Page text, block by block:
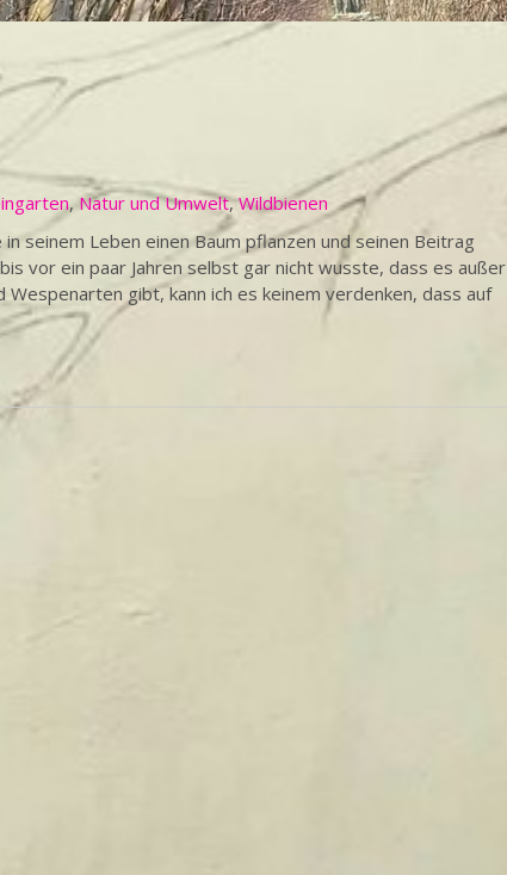
,Natur und Umwelt,Wildbienen
seinem Leben einen Baum pflanzen und seinen Beitrag
vor ein paar Jahren selbst gar nicht wusste, dass es außer
gibt, kann ich es keinem verdenken, dass auf